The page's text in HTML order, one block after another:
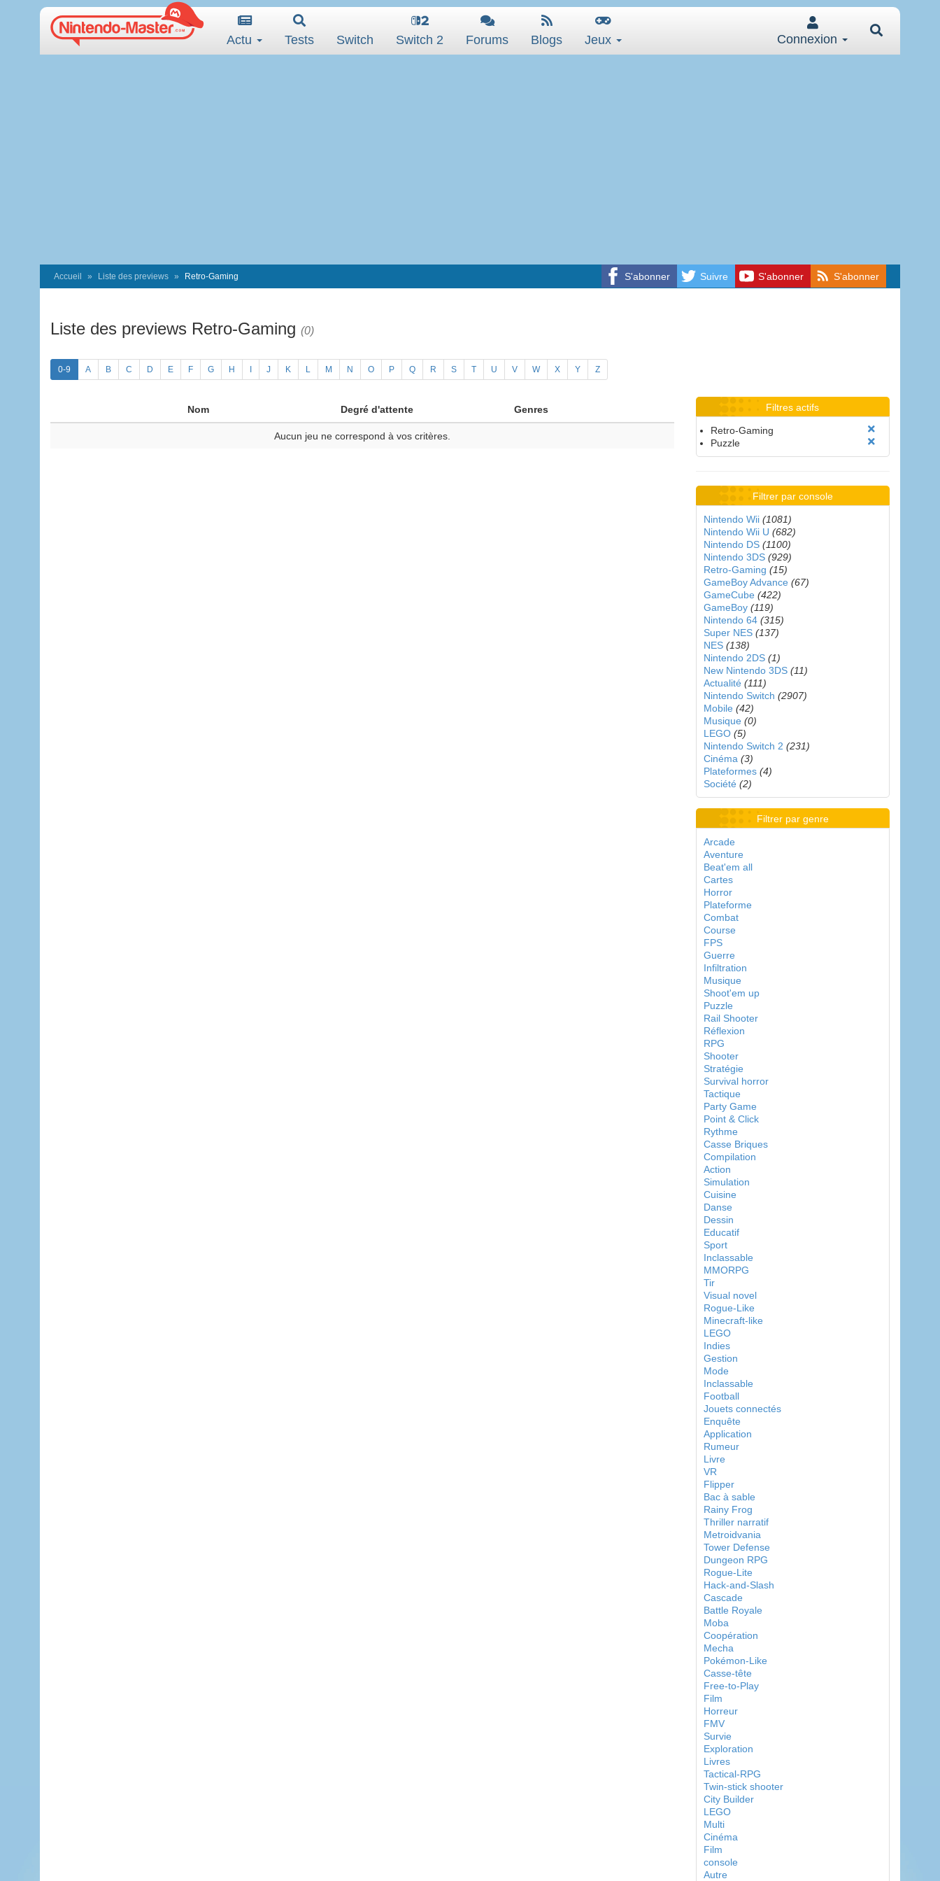
Actu Tests Switch Switch 2 Forums Blogs Jeux Connexion
S'abonner Suivre S'abonner S'abonner
Accueil Liste des previews Retro-Gaming
Liste des previews Retro-Gaming (0)
0-9 A B C D E F G H J K L M N O P Q R S T U V W X Y Z
Nom Degré d'attente Genres
Aucun jeu ne correspond à vos critères.
Filtres actifs
Retro-Gaming
Puzzle
Filtrer par console
Nintendo Wii (1081)
Nintendo Wii U (682)
Nintendo DS (1100)
Nintendo 3DS (929)
Retro-Gaming (15)
GameBoy Advance (67)
GameCube (422)
GameBoy (119)
Nintendo 64 (315)
Super NES (137)
NES (138)
Nintendo 2DS (1)
New Nintendo 3DS (11)
Actualité (111)
Nintendo Switch (2907)
Mobile (42)
Musique (0)
LEGO (5)
Nintendo Switch 2 (231)
Cinéma (3)
Plateformes (4)
Société (2)
Filtrer par genre
Arcade
Aventure
Beat'em all
Cartes
Horror
Plateforme
Combat
Course
FPS
Guerre
Infiltration
Musique
Shoot'em up
Puzzle
Rail Shooter
Réflexion
RPG
Shooter
Stratégie
Survival horror
Tactique
Party Game
Point & Click
Rythme
Casse Briques
Compilation
Action
Simulation
Cuisine
Danse
Dessin
Educatif
Sport
Inclassable
MMORPG
Tir
Visual novel
Rogue-Like
Minecraft-like
LEGO
Indies
Gestion
Mode
Inclassable
Football
Jouets connectés
Enquête
Application
Rumeur
Livre
VR
Flipper
Bac à sable
Rainy Frog
Thriller narratif
Metroidvania
Tower Defense
Dungeon RPG
Rogue-Lite
Hack-and-Slash
Cascade
Battle Royale
Moba
Coopération
Mecha
Pokémon-Like
Casse-tête
Free-to-Play
Film
Horreur
FMV
Survie
Exploration
Livres
Tactical-RPG
Twin-stick shooter
City Builder
LEGO
Multi
Cinéma
Film
console
Autre